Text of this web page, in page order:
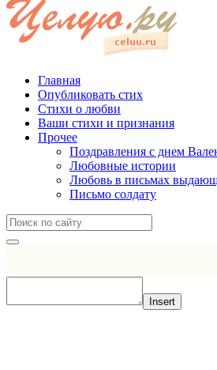
Главная
Опубликовать стих
Стихи о любви
Ваши стихи и признания
Прочее
Поздравления с днем
Любовные истории
Любовь в письмах
Письмо солдату
Insert